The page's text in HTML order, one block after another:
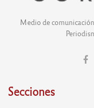
Medio de
Secciones